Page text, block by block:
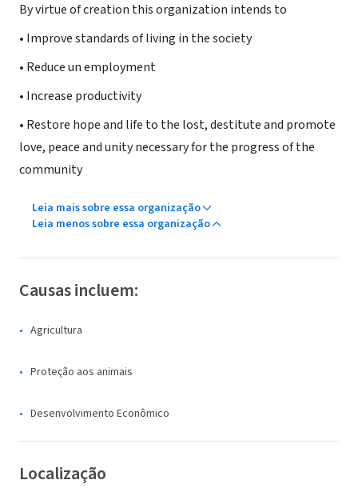
By virtue of creation this organization intends to
• Improve standards of living in the society
• Reduce un employment
• Increase productivity
• Restore hope and life to the lost, destitute and promote
love, peace and unity necessary for the progress of the
community
Leia mais sobre essa organização
Leia menos sobre essa organização
Causas incluem:
Agricultura
Proteção aos animais
Desenvolvimento Econômico
Localização